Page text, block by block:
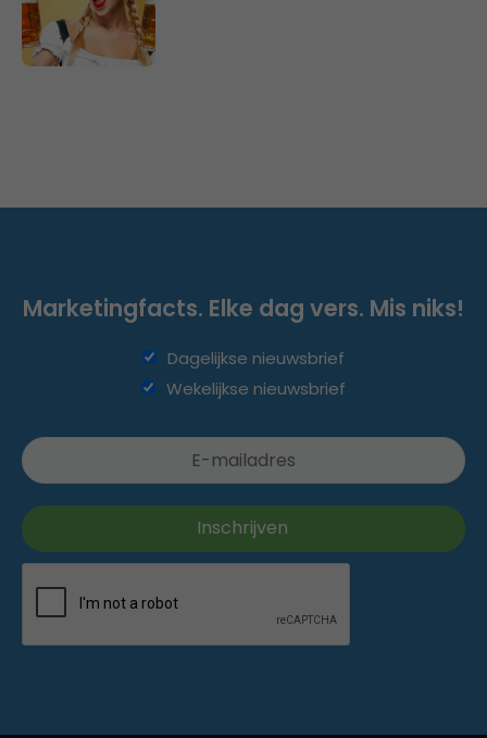
Marketingfacts. Elke dag vers. Mis niks!
Dagelijkse nieuwsbrief
Wekelijkse nieuwsbrief